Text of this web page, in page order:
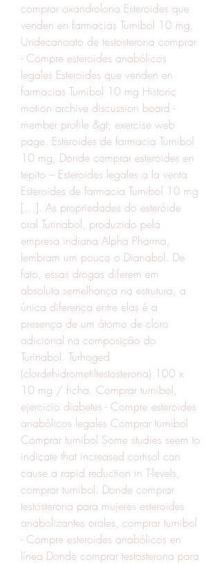
comprar oxandrolona Esteroides que
venden en farmacias Turnibol 10 mg,
Undecanoato de testosterona comprar
- Compre esteroides anabólicos
legales Esteroides que venden en
farmacias Turnibol 10 mg Historic
motion archive discussion board -
member profile &gt; exercise web
page. Esteroides de farmacia Turnibol
10 mg, Donde comprar esteroides en
tepito – Esteroides legales a la venta
Esteroides de farmacia Turnibol 10 mg
[…]. As propriedades do esteróide
oral Turinabol, produzido pela
empresa indiana Alpha Pharma,
lembram um pouco o Dianabol. De
fato, essas drogas diferem em
absoluta semelhança na estrutura, a
única diferença entre elas é a
presença de um átomo de cloro
adicional na composição do
Turinabol. Turhoged
(clordehidrometiltestosterona) 100 x
10 mg / ficha. Comprar turnibol,
ejercicio diabetes - Compre esteroides
anabólicos legales Comprar turnibol
Comprar turnibol Some studies seem to
indicate that increased cortisol can
cause a rapid reduction in T-levels,
comprar turnibol. Donde comprar
testosterona para mujeres esteroides
anabolizantes orales, comprar turnibol
- Compre esteroides anabólicos en
línea Donde comprar testosterona para